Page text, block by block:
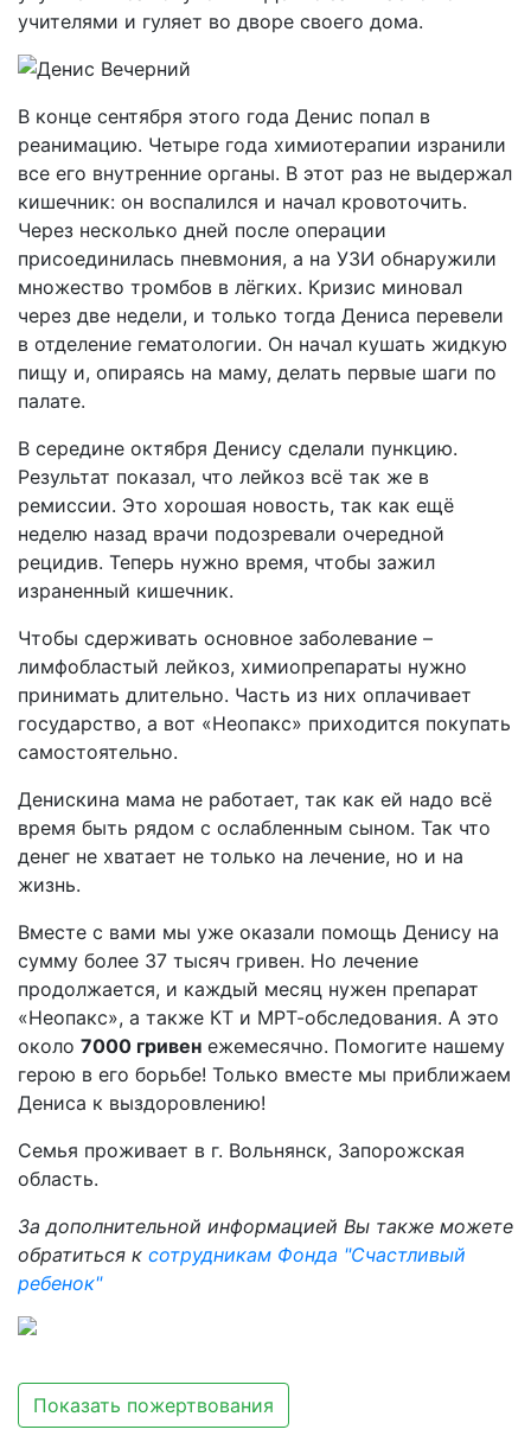
учителями и гуляет во дворе своего дома.
В конце сентября этого года Денис попал в
реанимацию. Четыре года химиотерапии изранили
все его внутренние органы. В этот раз не выдержал
кишечник: он воспалился и начал кровоточить.
Через несколько дней после операции
присоединилась пневмония, а на УЗИ обнаружили
множество тромбов в лёгких. Кризис миновал
через две недели, и только тогда Дениса перевели
в отделение гематологии. Он начал кушать жидкую
пищу и, опираясь на маму, делать первые шаги по
палате.
В середине октября Денису сделали пункцию.
Результат показал, что лейкоз всё так же в
ремиссии. Это хорошая новость, так как ещё
неделю назад врачи подозревали очередной
рецидив. Теперь нужно время, чтобы зажил
израненный кишечник.
Чтобы сдерживать основное заболевание –
лимфобластый лейкоз, химиопрепараты нужно
принимать длительно. Часть из них оплачивает
государство, а вот «Неопакс» приходится покупать
самостоятельно.
Денискина мама не работает, так как ей надо всё
время быть рядом с ослабленным сыном. Так что
денег не хватает не только на лечение, но и на
жизнь.
Вместе с вами мы уже оказали помощь Денису на
сумму более 37 тысяч гривен. Но лечение
продолжается, и каждый месяц нужен препарат
«Неопакс», а также КТ и МРТ-обследования. А это
около 7000 гривен ежемесячно. Помогите нашему
герою в его борьбе! Только вместе мы приближаем
Дениса к выздоровлению!
Семья проживает в г. Вольнянск, Запорожская
область.
За дополнительной информацией Вы также можете
обратиться к сотрудникам Фонда "Счастливый
ребенок"
Показать пожертвования